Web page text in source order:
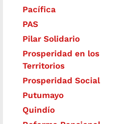
Pacífica
PAS
Pilar Solidario
Prosperidad en los
Territorios
Prosperidad Social
Putumayo
Quindío